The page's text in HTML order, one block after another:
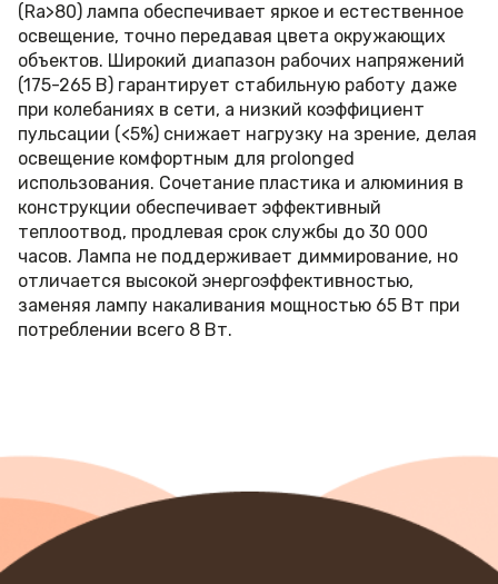
(Ra>80) лампа обеспечивает яркое и естественное
освещение, точно передавая цвета окружающих
объектов. Широкий диапазон рабочих напряжений
(175-265 В) гарантирует стабильную работу даже
при колебаниях в сети, а низкий коэффициент
пульсации (<5%) снижает нагрузку на зрение, делая
освещение комфортным для prolonged
использования. Сочетание пластика и алюминия в
конструкции обеспечивает эффективный
теплоотвод, продлевая срок службы до 30 000
часов. Лампа не поддерживает диммирование, но
отличается высокой энергоэффективностью,
заменяя лампу накаливания мощностью 65 Вт при
потреблении всего 8 Вт.